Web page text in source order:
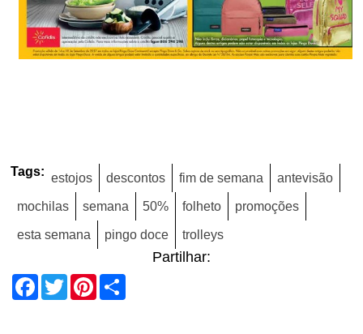
Tags: estojos descontos fim de semana antevisão
mochilas semana 50% folheto promoções
esta semana pingo doce trolleys
Partilhar:
Facebook
TwitterPinterest